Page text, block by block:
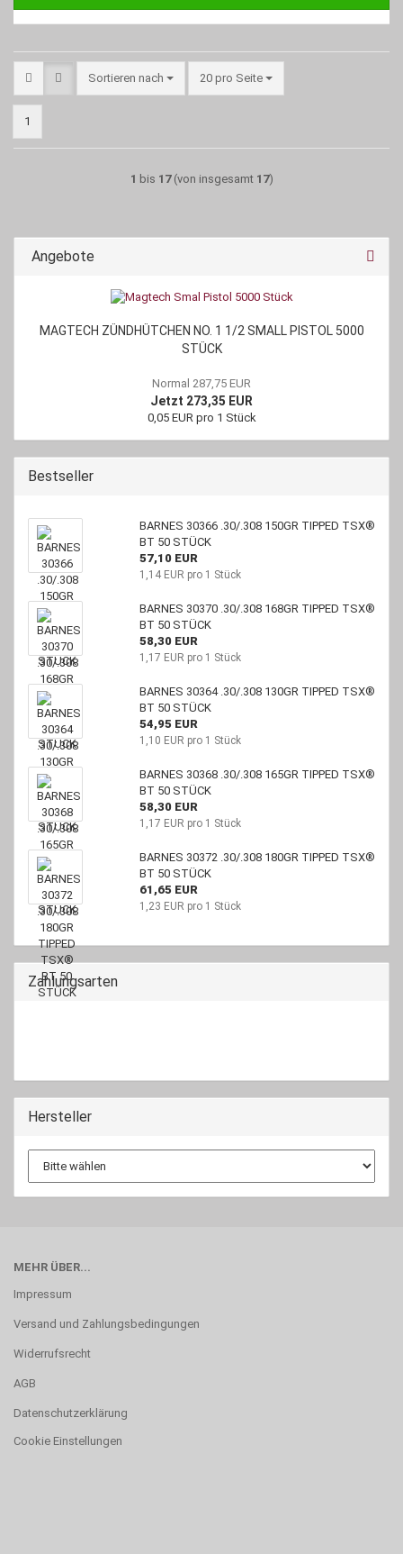
Sortieren nach
Sortieren nach 20 pro Seite
pro Seite
1
1 bis 17(von insgesamt 17)
Angebote
MAGTECH ZÜNDHÜTCHEN NO. 1 1/2 SMALL PISTOL 5000
STÜCK
Normal 287,75 EUR
Jetzt 273,35 EUR
0,05 EUR pro 1 Stück
Bestseller
BARNES 30366 .30/.308 150GR TIPPED TSX®
BT 50 STÜCK
57,10 EUR
1,14 EUR pro 1 Stück
BARNES 30370 .30/.308 168GR TIPPED TSX®
BT 50 STÜCK
58,30 EUR
1,17 EUR pro 1 Stück
BARNES 30364 .30/.308 130GR TIPPED TSX®
BT 50 STÜCK
54,95 EUR
1,10 EUR pro 1 Stück
BARNES 30368 .30/.308 165GR TIPPED TSX®
BT 50 STÜCK
58,30 EUR
1,17 EUR pro 1 Stück
BARNES 30372 .30/.308 180GR TIPPED TSX®
BT 50 STÜCK
61,65 EUR
1,23 EUR pro 1 Stück
Zahlungsarten
Hersteller
MEHR ÜBER...
Impressum
Versand und Zahlungsbedingungen
Widerrufsrecht
AGB
Datenschutzerklärung
Cookie Einstellungen